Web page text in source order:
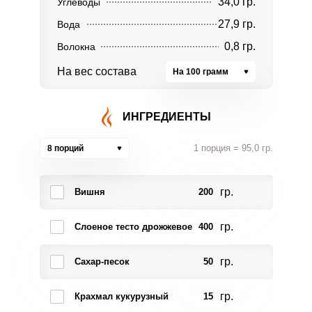
Вода 27,9 гр.
Волокна 0,8 гр.
На вес состава На 100 грамм
ИНГРЕДИЕНТЫ
8 порций 1 порция = 95,0 гр.
Вишня 200 гр.
Слоеное тесто дрожжевое 400 гр.
Сахар-песок 50 гр.
Крахмал кукурузный 15 гр.